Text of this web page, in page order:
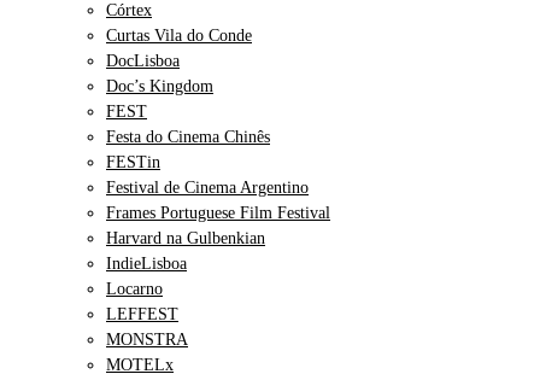
Córtex
Curtas Vila do Conde
DocLisboa
Doc’s Kingdom
FEST
Festa do Cinema Chinês
FESTin
Festival de Cinema Argentino
Frames Portuguese Film Festival
Harvard na Gulbenkian
IndieLisboa
Locarno
LEFFEST
MONSTRA
MOTELx